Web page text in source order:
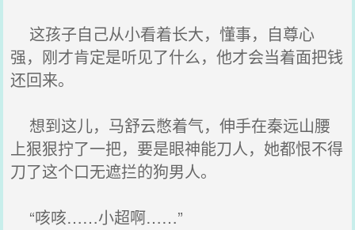
这孩子自己从小看着长大，懂事，自尊心
强，刚才肯定是听见了什么，他才会当着面把钱
还回来。
想到这儿，马舒云憋着气，伸手在秦远山腰
上狠狠拧了一把，要是眼神能刀人，她都恨不得
刀了这个口无遮拦的狗男人。
“咳咳……小超啊……”